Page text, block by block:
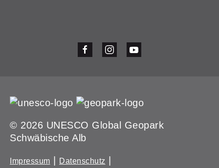
© 2026 UNESCO Global Geopark
Schwäbische Alb
Impressum Datenschutz